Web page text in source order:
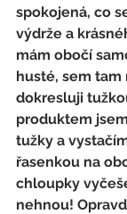
spokojená, co
výdrže a
mám obočí
husté, sem tam
dokresluji
produktem
tužky a
řasenkou na
chloupky
nehnou!